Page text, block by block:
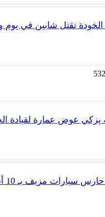
تقتل شابين في يوم
يزكي عوض عمارة لقيادة